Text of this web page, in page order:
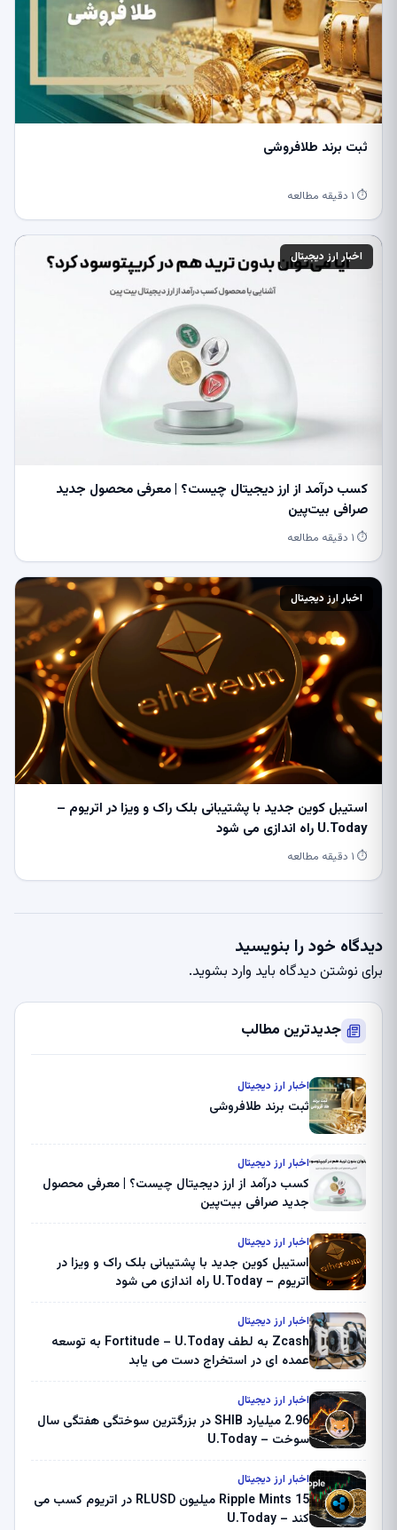
ثبت برند طلافروشی
⏱ ۱ دقیقه مطالعه
اخبار ارز دیجیتال
کسب درآمد از ارز دیجیتال چیست؟ | معرفی محصول جدید
صرافی بیت‌پین
⏱ ۱ دقیقه مطالعه
اخبار ارز دیجیتال
استیبل کوین جدید با پشتیبانی بلک راک و ویزا در اتریوم –
U.Today راه اندازی می شود
⏱ ۱ دقیقه مطالعه
دیدگاه خود را بنویسید
برای نوشتن دیدگاه باید وارد بشوید.
جدیدترین مطالب
اخبار ارز دیجیتال
ثبت برند طلافروشی
اخبار ارز دیجیتال
کسب درآمد از ارز دیجیتال چیست؟ | معرفی محصول
جدید صرافی بیت‌پین
اخبار ارز دیجیتال
استیبل کوین جدید با پشتیبانی بلک راک و ویزا در
اتریوم – U.Today راه اندازی می شود
اخبار ارز دیجیتال
Zcash به لطف Fortitude – U.Today به توسعه
عمده ای در استخراج دست می یابد
اخبار ارز دیجیتال
2.96 میلیارد SHIB در بزرگترین سوختگی هفتگی سال
سوخت – U.Today
اخبار ارز دیجیتال
Ripple Mints 15 میلیون RLUSD در اتریوم کسب می
کند – U.Today